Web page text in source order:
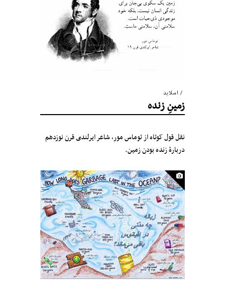
اسلاید
زمینِ زنده
نقل قول کوتاه از توماس مور، شاعر ایرلندی قرن نوزدهم
دربارهٔ زنده بودن زمین.